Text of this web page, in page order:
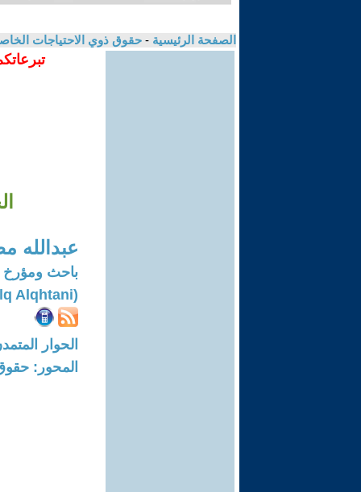
الصفحة الرئيسية - حقوق ذوي الاحتياجات
عبدالله
باحث ومؤرخ
(Abduallh Mtlq Alqhtani)
الحوار المتمدن-العدد:
المحور: